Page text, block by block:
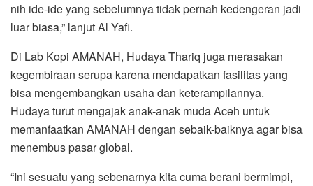
nih ide-ide yang sebelumnya tidak pernah kedengeran jadi
luar biasa,” lanjut Al Yafi.
Di Lab Kopi AMANAH, Hudaya Thariq juga merasakan
kegembiraan serupa karena mendapatkan fasilitas yang
bisa mengembangkan usaha dan keterampilannya.
Hudaya turut mengajak anak-anak muda Aceh untuk
memanfaatkan AMANAH dengan sebaik-baiknya agar bisa
menembus pasar global.
“Ini sesuatu yang sebenarnya kita cuma berani bermimpi,